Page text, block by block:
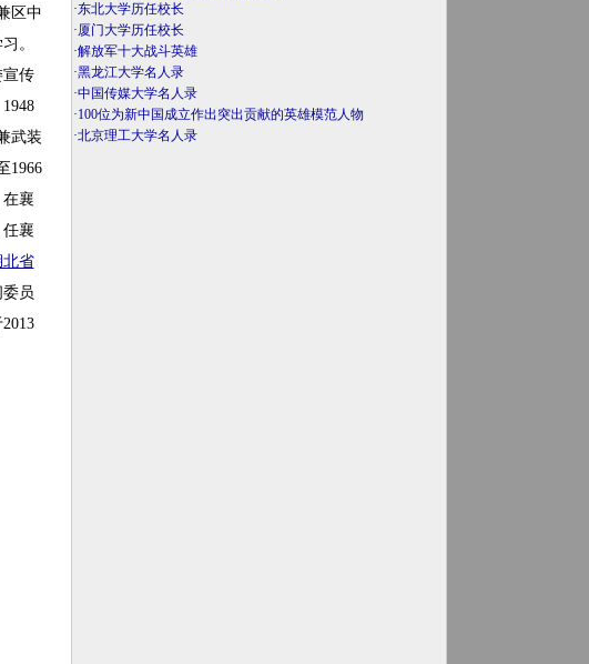
区中
。
传
武装
1966
在襄
任襄
北省
员
·东北大学历任校长
·厦门大学历任校长
·解放军十大战斗英雄
·黑龙江大学名人录
·中国传媒大学名人录
·100位为新中国成立作出突出贡献的英雄模范人物
·北京理工大学名人录